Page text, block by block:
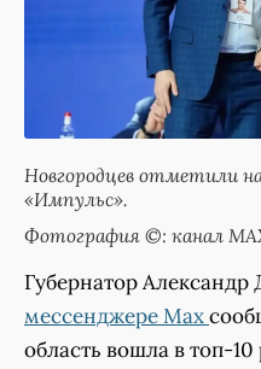
Новгородцев отметили
«Импульс».
Фотография ©: канал
Губернатор
мессенджере Мах
область вошла в топ-